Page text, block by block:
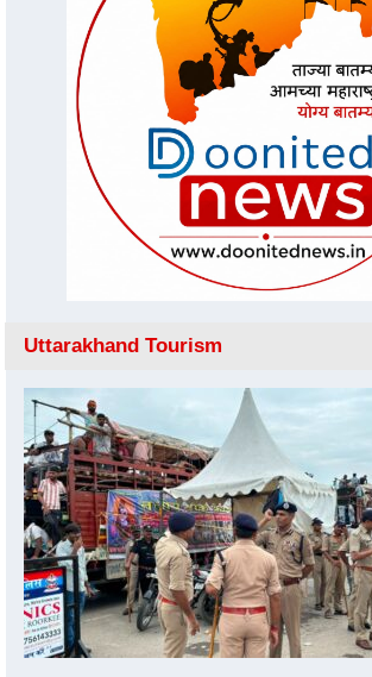
Uttarakhand Tourism